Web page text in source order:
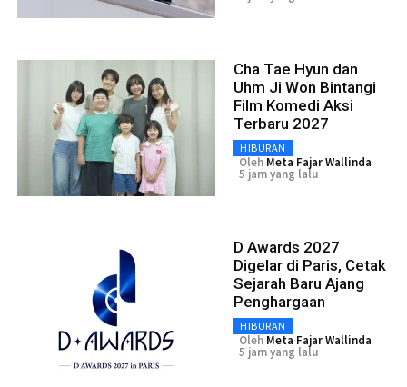
Cha Tae Hyun dan
Uhm Ji Won Bintangi
Film Komedi Aksi
Terbaru 2027
HIBURAN
Oleh Meta Fajar Wallinda
5 jam yang lalu
D Awards 2027
Digelar di Paris, Cetak
Sejarah Baru Ajang
Penghargaan
HIBURAN
Oleh Meta Fajar Wallinda
5 jam yang lalu